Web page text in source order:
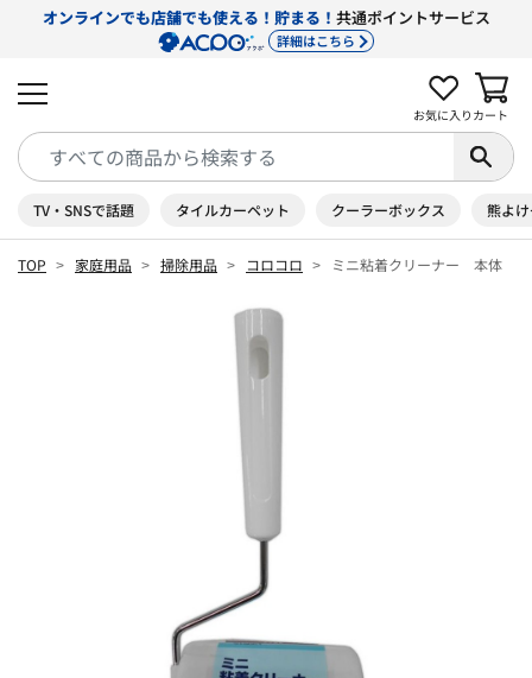
オンラインでも店舗でも使える！貯まる！ 共通ポイントサービス
詳細はこちら
お気に入り カート
TV・SNSで話題 タイルカーペット クーラーボックス 熊よ
TOP 家庭用品 掃除用品 コロコロ ミニ粘着クリーナー 本体